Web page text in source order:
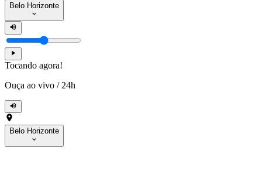
Belo Horizonte
Tocando agora!
Ouça ao vivo / 24h
Belo Horizonte